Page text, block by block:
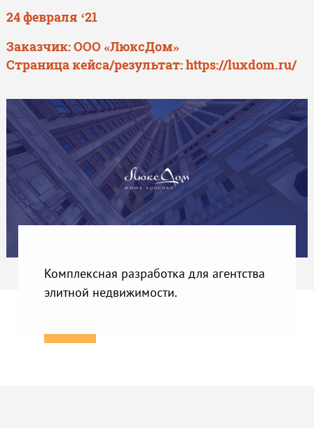
24 февраля ‘21
Заказчик: ООО «ЛюксДом»
Страница кейса/результат:https://luxdom.ru/
Комплексная разработка для агентства
элитной недвижимости.